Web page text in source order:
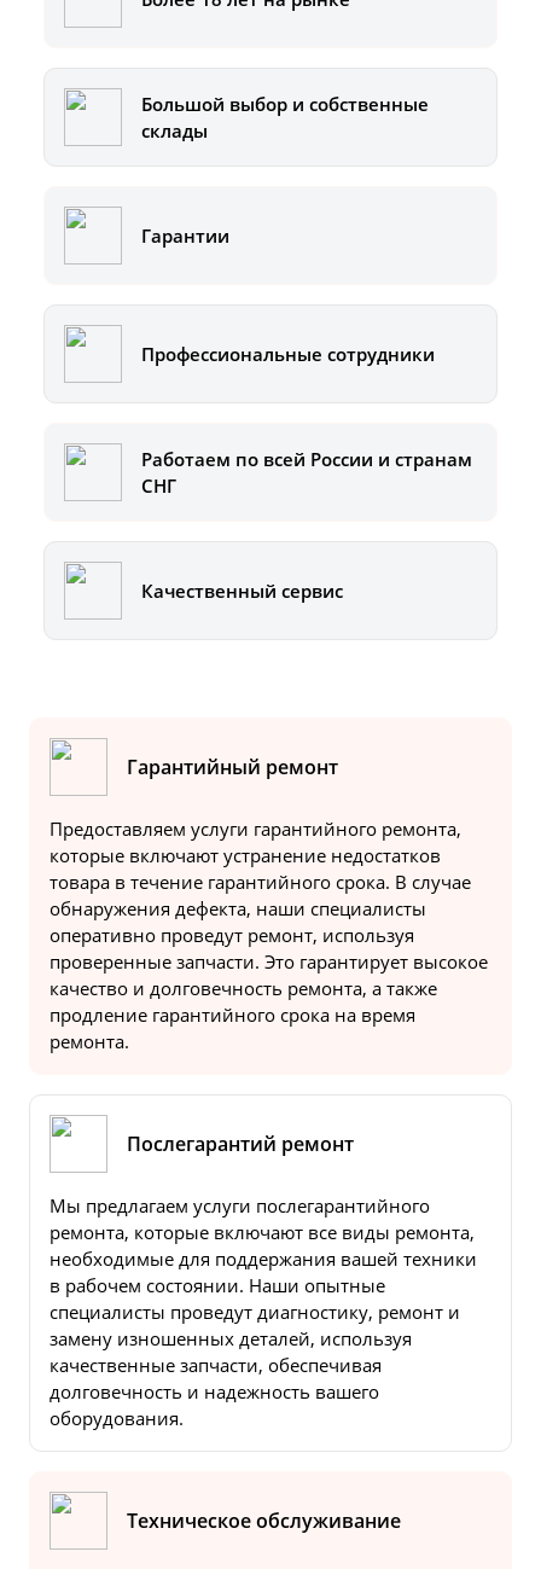
Большой выбор и собственные
склады
Гарантии
Профессиональные сотрудники
Работаем по всей России и странам
СНГ
Качественный сервис
Гарантийный ремонт
Предоставляем услуги гарантийного ремонта,
которые включают устранение недостатков
товара в течение гарантийного срока. В случае
обнаружения дефекта, наши специалисты
оперативно проведут ремонт, используя
проверенные запчасти. Это гарантирует высокое
качество и долговечность ремонта, а также
продление гарантийного срока на время
ремонта.
Послегарантий ремонт
Мы предлагаем услуги послегарантийного
ремонта, которые включают все виды ремонта,
необходимые для поддержания вашей техники
в рабочем состоянии. Наши опытные
специалисты проведут диагностику, ремонт и
замену изношенных деталей, используя
качественные запчасти, обеспечивая
долговечность и надежность вашего
оборудования.
Техническое обслуживание